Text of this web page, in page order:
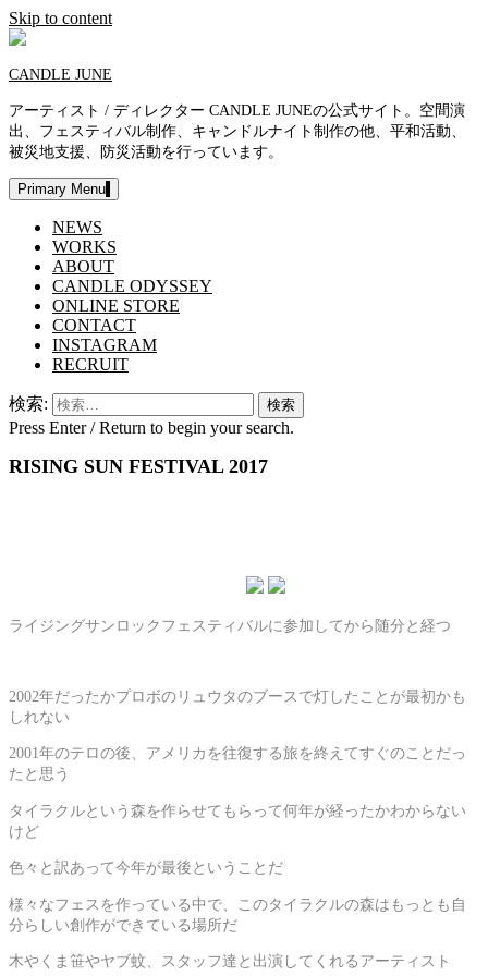
Skip to content
CANDLE JUNE
アーティスト / ディレクター CANDLE JUNEの公式サイト。空間演
出、フェスティバル制作、キャンドルナイト制作の他、平和活動、
被災地支援、防災活動を行っています。
Primary Menu
NEWS
WORKS
ABOUT
CANDLE ODYSSEY
ONLINE STORE
CONTACT
INSTAGRAM
RECRUIT
検索:
Press Enter / Return to begin your search.
RISING SUN FESTIVAL 2017
ライジングサンロックフェスティバルに参加してから随分と経つ
2002年だったかプロボのリュウタのブースで灯したことが最初かも
しれない
2001年のテロの後、アメリカを往復する旅を終えてすぐのことだっ
たと思う
タイラクルという森を作らせてもらって何年が経ったかわからない
けど
色々と訳あって今年が最後ということだ
様々なフェスを作っている中で、このタイラクルの森はもっとも自
分らしい創作ができている場所だ
木やくま笹やヤブ蚊、スタッフ達と出演してくれるアーティスト